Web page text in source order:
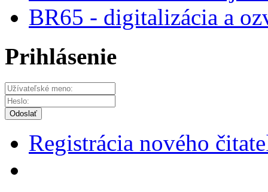
BR65 - digitalizácia a
Prihlásenie
Odoslať
Registrácia nového